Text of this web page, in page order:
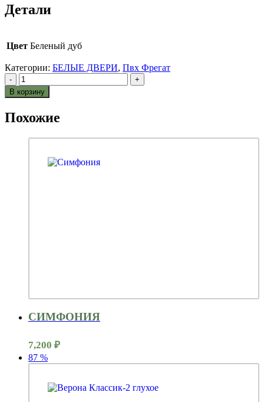
Детали
Цвет Беленый дуб
Категории: БЕЛЫЕ ДВЕРИ, Пвх Фрегат
-
+
В корзину
Похожие
СИМФОНИЯ
7,200 ₽
87 %